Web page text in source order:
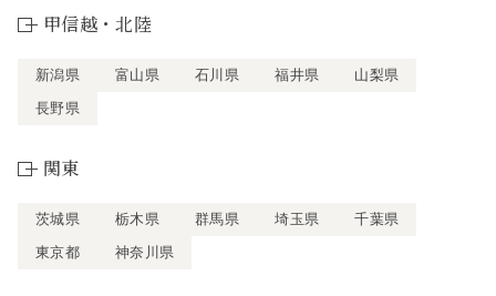
甲信越・北陸
新潟県 富山県 石川県 福井県
山梨県
長野県
関東
茨城県 栃木県 群馬県 埼玉県
千葉県
東京都
神奈川県